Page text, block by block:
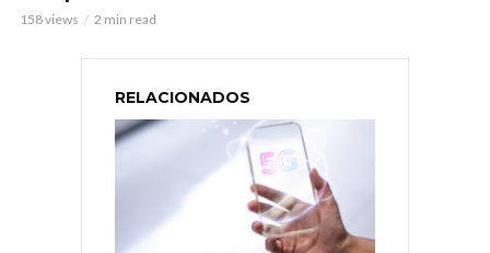
158 views 2 min read
RELACIONADOS